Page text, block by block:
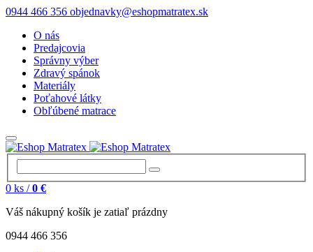
0944 466 356 objednavky@eshopmatratex.sk
O nás
Predajcovia
Správny výber
Zdravý spánok
Materiály
Poťahové látky
Obľúbené matrace
0 ks / 0 €
Váš nákupný košík je zatiaľ prázdny
0944 466 356